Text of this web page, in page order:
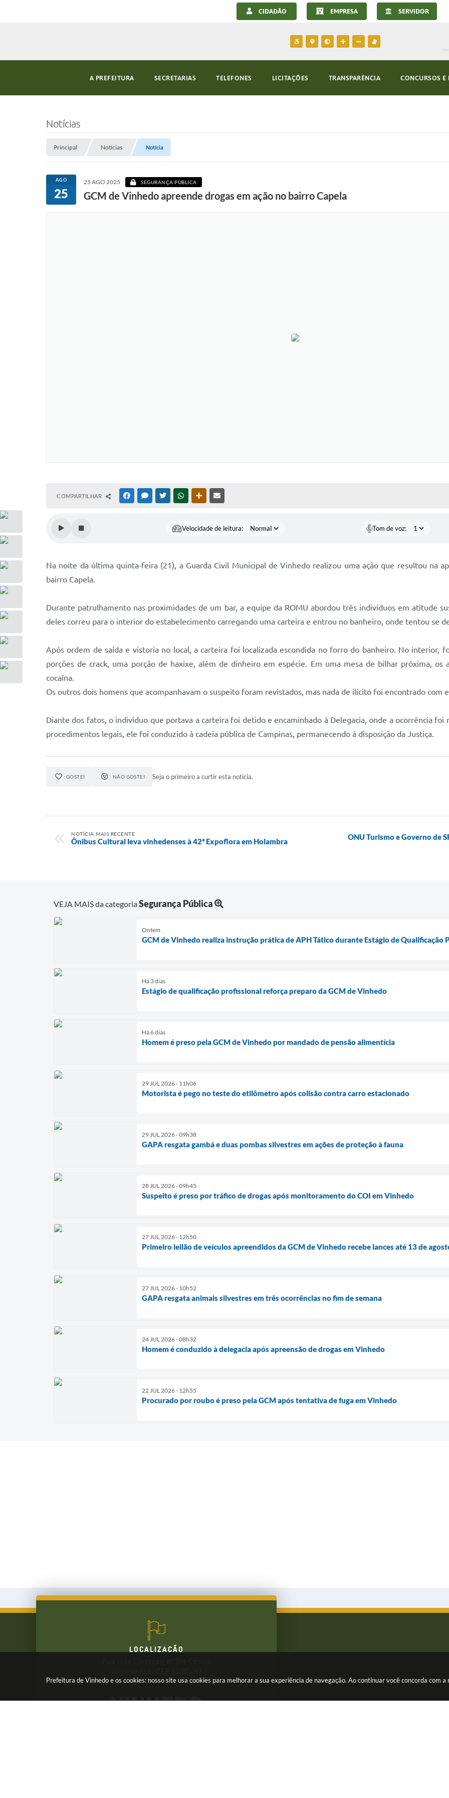
Prefeitura de Vinhedo e os cookies: nosso site usa cookies para melhorar a sua experiência de navegação. Ao continuar você concorda com a
CIDADÃO EMPRESA SERVIDOR
A PREFEITURA SECRETARIAS TELEFONES LICITAÇÕES TRANSPARÊNCIA CONCURSOS E
Notícias
Principal Notícias Notícia
AGO
25
25 AGO 2025 SEGURANÇA PÚBLICA
GCM de Vinhedo apreende drogas em ação no bairro Capela
COMPARTILHAR FACEBOOKMESSENGER
TWITTERWHATSAPPOUTRAS MÍDIAS
Velocidade de leitura: Tom de voz:
Na noite da última quinta-feira (21), a Guarda Civil Municipal de Vinhedo realizou uma ação que resultou na
bairro Capela.
Durante patrulhamento nas proximidades de um bar, a equipe da ROMU abordou três indivíduos em atitude
deles correu para o interior do estabelecimento carregando uma carteira e entrou no banheiro, onde tentou se
Após ordem de saída e vistoria no local, a carteira foi localizada escondida no forro do banheiro. No interior,
porções de crack, uma porção de haxixe, além de dinheiro em espécie. Em uma mesa de bilhar próxima,
cocaína.
Os outros dois homens que acompanhavam o suspeito foram revistados, mas nada de ilícito foi encontrado com
Diante dos fatos, o indivíduo que portava a carteira foi detido e encaminhado à Delegacia, onde a ocorrência
procedimentos legais, ele foi conduzido à cadeia pública de Campinas, permanecendo à disposição da Justiça.
GOSTEI NÃO GOSTEI Seja o primeiro a curtir esta notícia.
NOTÍCIA MAIS RECENTE
Ônibus Cultural leva vinhedenses à 42ª Expoflora em Holambra ONU Turismo e Governo de
VEJA MAIS da categoriaSegurança Pública
Ontem
GCM de Vinhedo realiza instrução prática de APH Tático durante Estágio de Qualificação
Há 3 dias
Estágio de qualificação profissional reforça preparo da GCM de Vinhedo
Há 6 dias
Homem é preso pela GCM de Vinhedo por mandado de pensão alimentícia
29 JUL 2026 - 11h06
Motorista é pego no teste do etilômetro após colisão contra carro estacionado
29 JUL 2026 - 09h38
GAPA resgata gambá e duas pombas silvestres em ações de proteção à fauna
28 JUL 2026 - 09h45
Suspeito é preso por tráfico de drogas após monitoramento do COI em Vinhedo
27 JUL 2026 - 12h50
Primeiro leilão de veículos apreendidos da GCM de Vinhedo recebe lances até 13 de
27 JUL 2026 - 10h52
GAPA resgata animais silvestres em três ocorrências no fim de semana
24 JUL 2026 - 08h32
Homem é conduzido à delegacia após apreensão de drogas em Vinhedo
22 JUL 2026 - 12h55
Procurado por roubo é preso pela GCM após tentativa de fuga em Vinhedo
(19) 3826-7800
LOCALIZAÇÃO